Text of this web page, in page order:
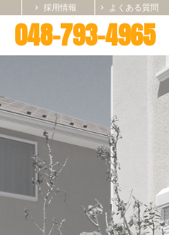
048-793-4965
chevron_right 採用情報 chevron_right よくある質問